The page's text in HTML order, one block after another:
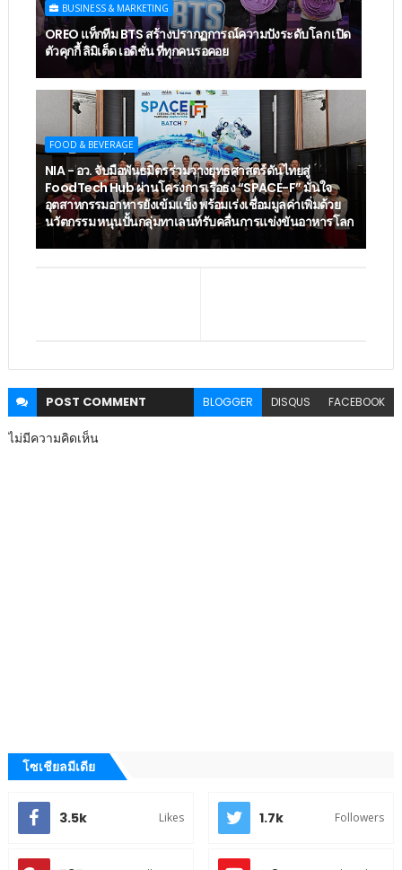
BUSINESS & MARKETING
OREO แท็กทีม BTS สร้างปรากฏการณ์ความปังระดับโลก เปิด
ตัวคุกกี้ ลิมิเต็ด เอดิชั่น ที่ทุกคนรอคอย
FOOD & BEVERAGE
NIA - อว. จับมือพันธมิตรร่วมวางยุทธศาสตร์ดันไทยสู่
FoodTech Hub ผ่านโครงการเรือธง “SPACE-F” มั่นใจ
อุตสาหกรรมอาหารยังเข้มแข็ง พร้อมเร่งเชื่อมมูลค่าเพิ่มด้วย
นวัตกรรม หนุนปั้นกลุ่มทาเลนท์รับคลื่นการแข่งขันอาหารโลก
POST COMMENT BLOGGER DISQUS FACEBOOK
ไม่มีความคิดเห็น
โซเชียลมีเดีย
3.5k Likes 1.7k Followers